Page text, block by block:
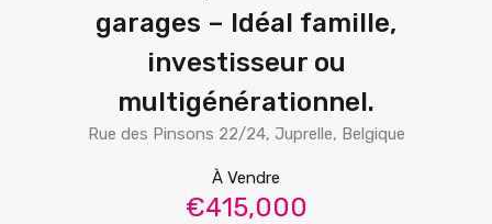
garages – Idéal famille,
investisseur ou
multigénérationnel.
Rue des Pinsons 22/24, Juprelle, Belgique
À Vendre
€415,000